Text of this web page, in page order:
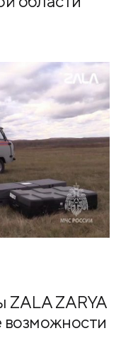
ZALA ZARYA